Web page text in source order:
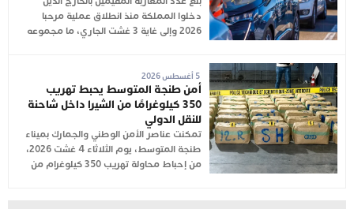
دخلوا المملكة منذ انطلاق عملية مرحبا
2026 وإلى غاية 3 غشت الجاري، ما مجموعه
5 أغسطس 2026
أمن طنجة المتوسط يحبط تهريب
350 كيلوغرامًا من الشيرا داخل شاحنة
للنقل الدولي
تمكنت عناصر الأمن الوطني والجمارك بميناء
طنجة المتوسط، يوم الثلاثاء 4 غشت 2026،
من إحباط محاولة تهريب 350 كيلوغرام من